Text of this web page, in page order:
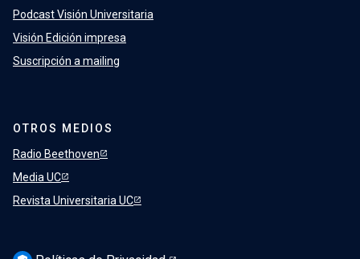
Podcast Visión Universitaria
Visión Edición impresa
Suscripción a mailing
OTROS MEDIOS
Radio Beethoven
Media UC
Revista Universitaria UC